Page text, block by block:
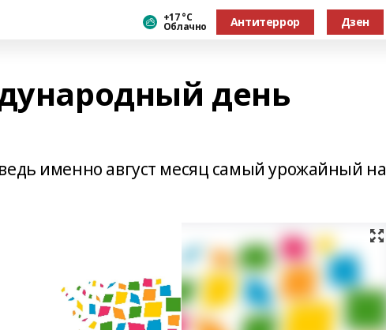
+17 °С
Облачно Антитеррор Дзен
день
именно август месяц самый урожайный на